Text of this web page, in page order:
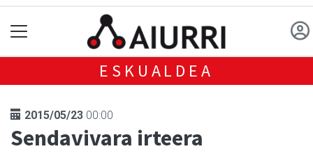
ESKUALDEA
2015/05/23 00:00
Sendavivara irteera